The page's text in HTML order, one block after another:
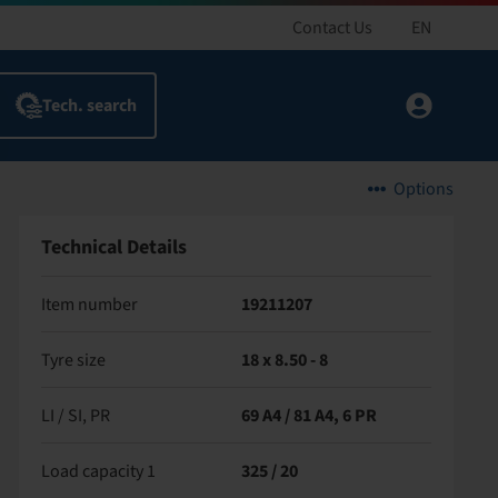
Contact Us EN
Options
Technical Details
Item number 19211207
Tyre size 18 x 8.50 - 8
LI / SI, PR 69 A4 / 81 A4, 6 PR
Load capacity 1 325 / 20